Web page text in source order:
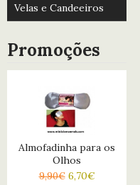
Velas e Candeeiros
Promoções
Almofadinha para os
Olhos
9,90€ 6,70€